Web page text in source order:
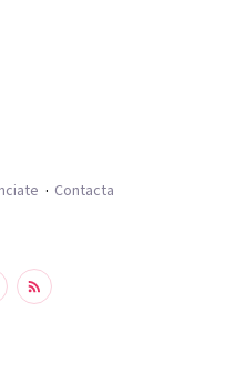
Contacta